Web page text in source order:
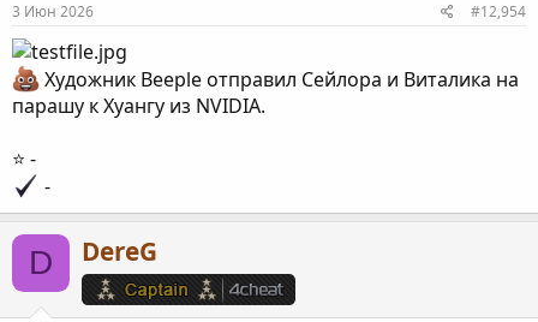
3 Июн 2026 #12,954
Художник Beeple отправил Сейлора и Виталика на
парашу к Хуангу из NVIDIA.
⭐️ -
-
D DereG